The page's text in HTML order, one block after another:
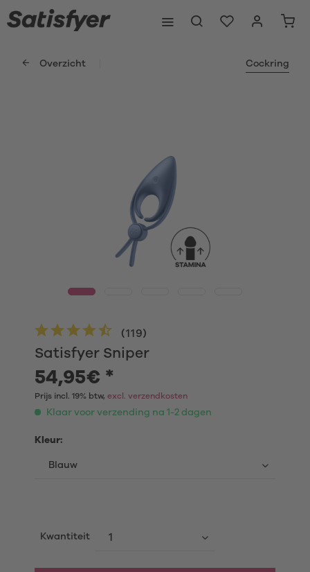
Overzicht Cockring
Satisfyer Sniper
(119)
54,95€ *
Prijs incl. 19% btw, excl. verzendkosten
Klaar voor verzending na 1-2 dagen
Kleur:
Kwantiteit